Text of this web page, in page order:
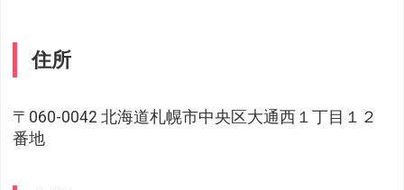
住所
〒060-0042 北海道札幌市中央区大通西１丁目１２
番地